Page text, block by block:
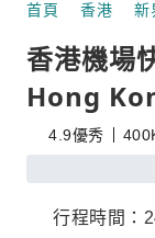
首頁 香港 新
香港機場
Hong
4.9優秀
行程時間：